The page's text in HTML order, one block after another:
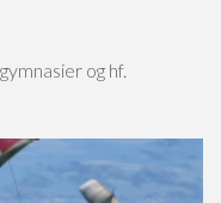
og hf.